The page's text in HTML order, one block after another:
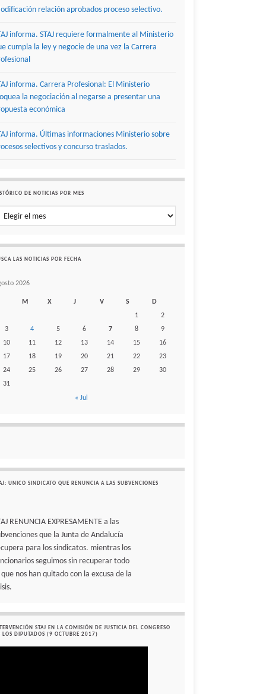
relación aprobados proceso selectivo.
informa. STAJ requiere formalmente al Ministerio
cumpla la ley y negocie de una vez la Carrera
informa. Carrera Profesional: El Ministerio
la negociación al negarse a presentar una
económica
informa. Últimas informaciones Ministerio sobre
selectivos y concurso traslados.
DE NOTICIAS POR MES
de noticias por mes
LAS NOTICIAS POR FECHA
2026
M X J V S
D
1
2
3
4 5 6 7 8
9
10
11 12 13 14 15
16
17
18 19 20 21 22
23
24
25 26 27 28 29
30
31
« Jul
UNICO SINDICATO QUE RENUNCIA A LAS SUBVENCIONES
RENUNCIA EXPRESAMENTE a las
que la Junta de Andalucía
para los sindicatos. mientras los
seguimos sin recuperar todo
que nos han quitado con la excusa de la
STAJ EN LA COMISIÓN DE JUSTICIA DEL CONGRESO
LOS DIPUTADOS (9 OCTUBRE 2017)